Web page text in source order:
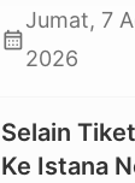
Swadaya
calendar_month
Jumat, 7
2026
Selain
Ke Istana